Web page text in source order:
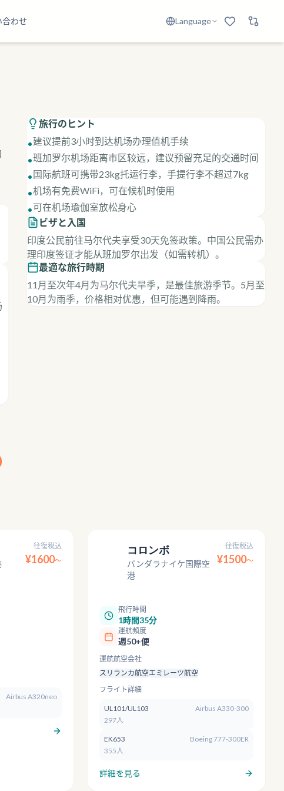
合わせ Language
旅行のヒント
•建议提前3小时到达机场办理值机手续
•班加罗尔机场距离市区较远，建议预留充足的交通时间
•国际航班可携带23kg托运行李，手提行李不超过7kg
•机场有免费WiFi，可在候机时使用
•可在机场瑜伽室放松身心
ビザと入国
印度公民前往马尔代夫享受30天免签政策。中国公民需办
理印度签证才能从班加罗尔出发（如需转机）。
最適な旅行時期
11月至次年4月为马尔代夫旱季，是最佳旅游季节。5月至
10月为雨季，价格相对优惠，但可能遇到降雨。
往復税込
¥1600〜
Airbus A320neo
コロンボ
バンダラナイケ国際空
港
往復税込
¥1500〜
飛行時間
1時間35分
運航頻度
週50+便
運航航空会社
スリランカ航空エミレーツ航空
フライト詳細
UL101/UL103
Airbus A330-300
297人
EK653
Boeing 777-300ER
355人
詳細を見る